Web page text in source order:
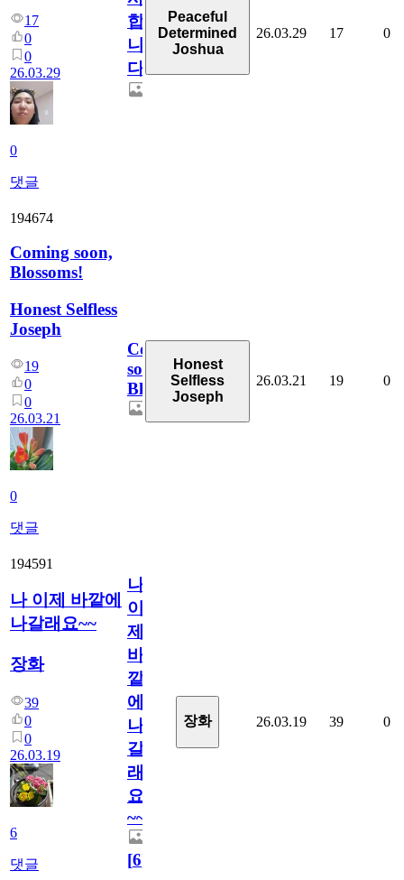
17
0
0
26.03.29
0
댓글
합
니
다
Peaceful
Determined
Joshua
26.03.29 17 0
194674
Coming soon,
Blossoms!
Honest Selfless
Joseph
19
0
0
26.03.21
0
댓글
Coming
soon,
Blossoms!
Honest
Selfless
Joseph
26.03.21 19 0
194591
나 이제 바깥에
나갈래요~~
장화
39
0
0
26.03.19
6
댓글
나
이
제
바
깥
에
나
갈
래
요
~~
[6]
장화 26.03.19 39 0